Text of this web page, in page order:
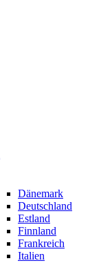
Dänemark
Deutschland
Estland
Finnland
Frankreich
Italien